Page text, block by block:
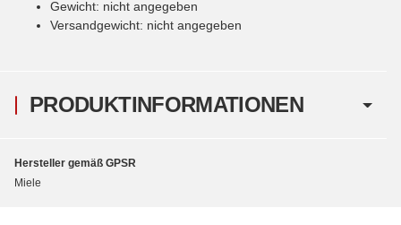
PRODUKTINFORMATIONEN
Gewicht: nicht angegeben
Versandgewicht: nicht angegeben
Hersteller gemäß GPSR
Miele